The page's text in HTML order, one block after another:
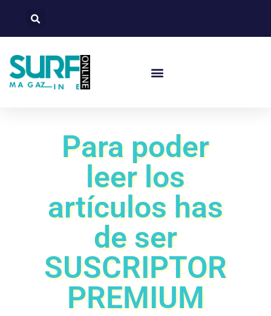
Para poder
leer los
artículos has
de ser
SUSCRIPTOR
PREMIUM